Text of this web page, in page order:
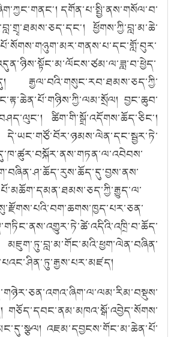
དགོན་པ་སྤྱི་ནས་གསོལ་བ་
ཕྱོགས་ཀྱི་བླ་མ་ཆེ་
རྒྱལ་བའི་གསུང་རབ་ཐམས་ཅད་ཀྱི་
བྱང་ཆུབ་
ཚིག་གི་སྒྲོ་འདོགས་ཆོད་ཅིང༌།
དེ་ཡང་གཙོ་བོར་ཉམས་ལེན་དང་སྦྱར་ཏེ་
མཇུག་ཏུ་བླ་མ་གོང་མའི་ཕྱག་ལེན་བཞིན་
གཅོད་དབང་ནམ་མཁའ་སྒོ་འབྱེད་སོགས་
འཇམ་དབྱངས་གོང་མ་ཆེན་པོ་